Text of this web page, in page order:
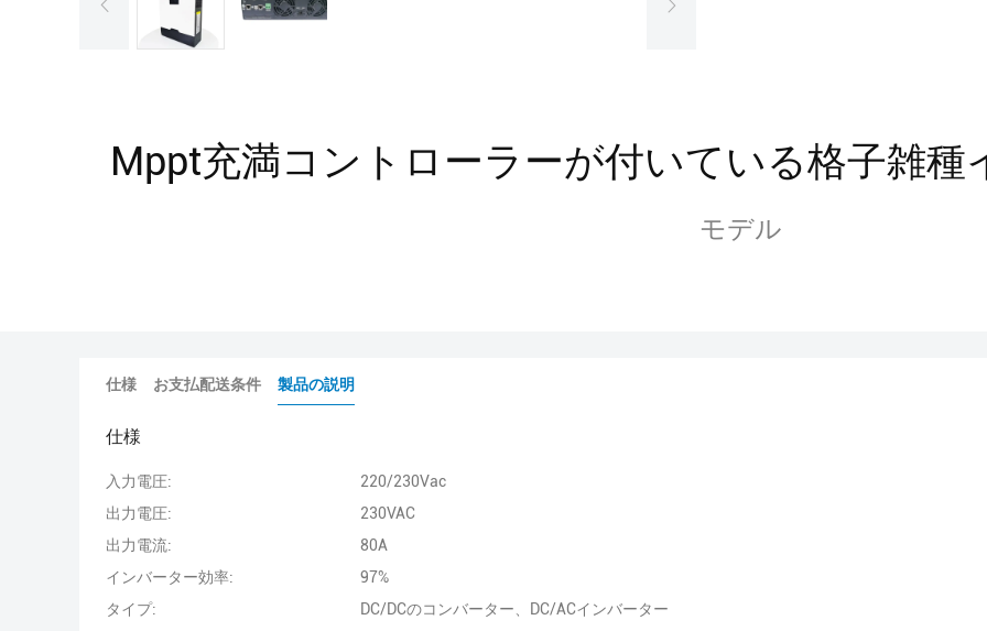
Mppt充満コントローラーが付いている格子雑種
モデル
仕様 お支払配送条件 製品の説明
仕様
入力電圧:
220/230Vac
出力電圧:
230VAC
出力電流:
80A
インバーター効率:
97%
タイプ:
DC/DCのコンバーター、DC/ACインバーター